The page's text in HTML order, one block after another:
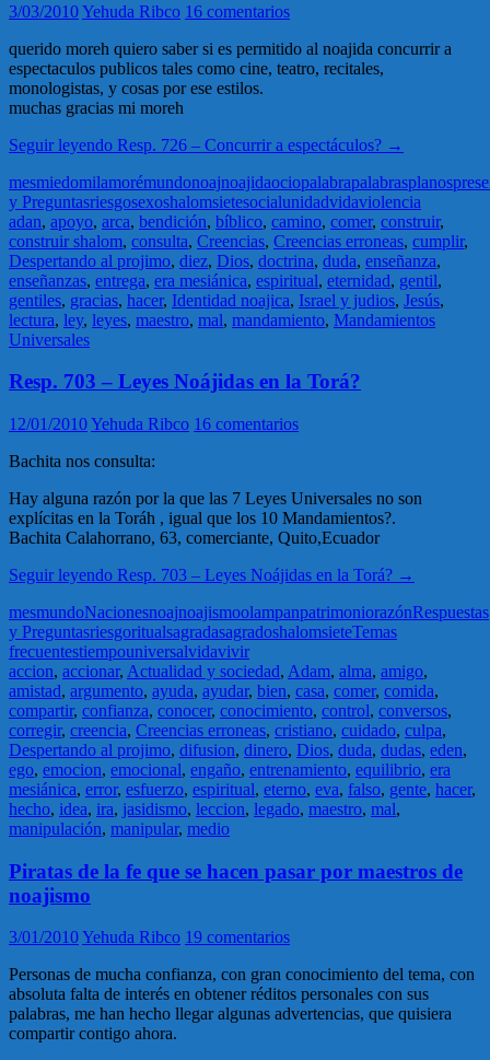
3/03/2010Yehuda Ribco 16 comentarios
querido moreh quiero saber si es permitido al noajida concurrir a
espectaculos publicos tales como cine, teatro, recitales,
monologistas, y cosas por ese estilos.
muchas gracias mi moreh
Seguir leyendo Resp. 726 – Concurrir a espectáculos? →
mesmiedomilamorémundonoajnoajidaociopalabrapalabrasplanos
y Preguntasriesgosexoshalomsietesocialunidadvidaviolencia
adan, apoyo, arca, bendición, bíblico, camino, comer, construir,
construir shalom, consulta, Creencias, Creencias erroneas, cumplir,
Despertando al projimo, diez, Dios, doctrina, duda, enseñanza,
enseñanzas, entrega, era mesiánica, espiritual, eternidad, gentil,
gentiles, gracias, hacer, Identidad noajica, Israel y judios, Jesús,
lectura, ley, leyes, maestro, mal, mandamiento, Mandamientos
Universales
Resp. 703 – Leyes Noájidas en la Torá?
12/01/2010Yehuda Ribco 16 comentarios
Bachita nos consulta:
Hay alguna razón por la que las 7 Leyes Universales no son
explícitas en la Toráh , igual que los 10 Mandamientos?.
Bachita Calahorrano, 63, comerciante, Quito,Ecuador
Seguir leyendo Resp. 703 – Leyes Noájidas en la Torá? →
mesmundoNacionesnoajnoajismoolampanpatrimoniorazónRespuestas
y PreguntasriesgoritualsagradasagradoshalomsieteTemas
frecuentestiempouniversalvidavivir
accion, accionar, Actualidad y sociedad, Adam, alma, amigo,
amistad, argumento, ayuda, ayudar, bien, casa, comer, comida,
compartir, confianza, conocer, conocimiento, control, conversos,
corregir, creencia, Creencias erroneas, cristiano, cuidado, culpa,
Despertando al projimo, difusion, dinero, Dios, duda, dudas, eden,
ego, emocion, emocional, engaño, entrenamiento, equilibrio, era
mesiánica, error, esfuerzo, espiritual, eterno, eva, falso, gente, hacer,
hecho, idea, ira, jasidismo, leccion, legado, maestro, mal,
manipulación, manipular, medio
Piratas de la fe que se hacen pasar por maestros de
noajismo
3/01/2010Yehuda Ribco 19 comentarios
Personas de mucha confianza, con gran conocimiento del tema, con
absoluta falta de interés en obtener réditos personales con sus
palabras, me han hecho llegar algunas advertencias, que quisiera
compartir contigo ahora.